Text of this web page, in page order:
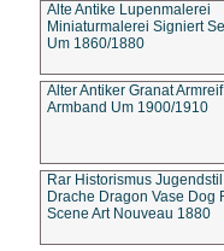
Alte Antike Lupenmalerei
Miniaturmalerei Signiert
Um 1860/1880
Alter Antiker Granat Armreif
Armband Um 1900/1910
Rar Historismus Jugendstil
Drache Dragon Vase Dog
Scene Art Nouveau 1880